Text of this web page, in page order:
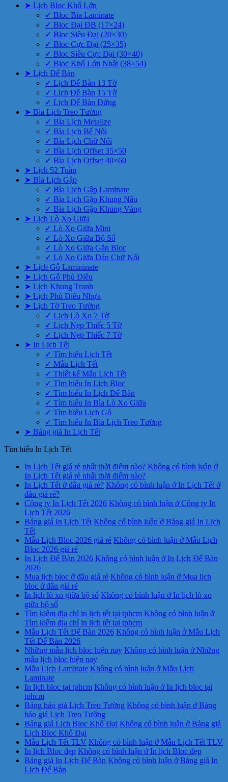
➤ Lịch Bloc Khổ Lớn
✓ Bloc Bìa Laminate
✓ Bloc Đại ĐB (17×24)
✓ Bloc Siêu Đại (20×30)
✓ Bloc Cực Đại (25×35)
✓ Bloc Siêu Cực Đại (30×40)
✓ Bloc Khổ Lớn Nhất (38×54)
➤ Lịch Để Bàn
✓ Lịch Để Bàn 13 Tờ
✓ Lịch Để Bàn 15 Tờ
✓ Lịch Để Bàn Đứng
➤ Bìa Lịch Treo Tường
✓ Bìa Lịch Metalize
✓ Bìa Lịch Bế Nổi
✓ Bìa Lịch Chữ Nổi
✓ Bìa Lịch Offset 35×50
✓ Bìa Lịch Offset 40×60
➤ Lịch 52 Tuần
➤ Bìa Lịch Gập
✓ Bìa Lịch Gập Laminate
✓ Bìa Lịch Gập Khung Nâu
✓ Bìa Lịch Gập Khung Vàng
➤ Lịch Lò Xo Giữa
✓ Lò Xo Giữa Mini
✓ Lò Xo Giữa Bộ Số
✓ Lò Xo Giữa Gắn Bloc
✓ Lò Xo Giữa Dán Chữ Nổi
➤ Lịch Gỗ Lamininate
➤ Lịch Gỗ Phù Điêu
➤ Lịch Khung Tranh
➤ Lịch Phù Điêu Nhựa
➤ Lịch Tờ Treo Tường
✓ Lịch Lò Xo 7 Tờ
✓ Lịch Nẹp Thiếc 5 Tờ
✓ Lịch Nẹp Thiếc 7 Tờ
➤ In Lịch Tết
✓ Tìm hiểu Lịch Tết
✓ Mẫu Lịch Tết
✓ Thiết kế Mẫu Lịch Tết
✓ Tìm hiểu In Lịch Bloc
✓ Tìm hiểu In Lịch Để Bàn
✓ Tìm hiểu In Bìa Lò Xo Giữa
✓ Tìm hiểu Lịch Gỗ
✓ Tìm hiểu In Bìa Lịch Treo Tường
➤ Bảng giá In Lịch Tết
Tìm hiểu In Lịch Tết
In Lịch Tết giá rẻ nhất thời điểm nào? Không có bình luận ở
In Lịch Tết giá rẻ nhất thời điểm nào?
In Lịch Tết ở đâu giá rẻ? Không có bình luận ở In Lịch Tết ở
đâu giá rẻ?
Công ty In Lịch Tết 2026 Không có bình luận ở Công ty In
Lịch Tết 2026
Bảng giá In Lịch Tết Không có bình luận ở Bảng giá In Lịch
Tết
Mẫu Lịch Bloc 2026 giá rẻ Không có bình luận ở Mẫu Lịch
Bloc 2026 giá rẻ
In Lịch Để Bàn 2026 Không có bình luận ở In Lịch Để Bàn
2026
Mua lịch bloc ở đâu giá rẻ Không có bình luận ở Mua lịch
bloc ở đâu giá rẻ
In lịch lò xo giữa bộ số Không có bình luận ở In lịch lò xo
giữa bộ số
Tìm kiếm địa chỉ in lịch tết tại tphcm Không có bình luận ở
Tìm kiếm địa chỉ in lịch tết tại tphcm
Mẫu Lịch Tết Để Bàn 2026 Không có bình luận ở Mẫu Lịch
Tết Để Bàn 2026
Những mẫu lịch bloc hiện nay Không có bình luận ở Những
mẫu lịch bloc hiện nay
Mẫu Lịch Laminate Không có bình luận ở Mẫu Lịch
Laminate
In lịch bloc tại tphcm Không có bình luận ở In lịch bloc tại
tphcm
Bảng báo giá Lịch Treo Tường Không có bình luận ở Bảng
báo giá Lịch Treo Tường
Bảng giá Lịch Bloc Khổ Đại Không có bình luận ở Bảng giá
Lịch Bloc Khổ Đại
Mẫu Lịch Tết TLV Không có bình luận ở Mẫu Lịch Tết TLV
In lịch Bloc đẹp Không có bình luận ở In lịch Bloc đẹp
Bảng giá In Lịch Để Bàn Không có bình luận ở Bảng giá In
Lịch Để Bàn